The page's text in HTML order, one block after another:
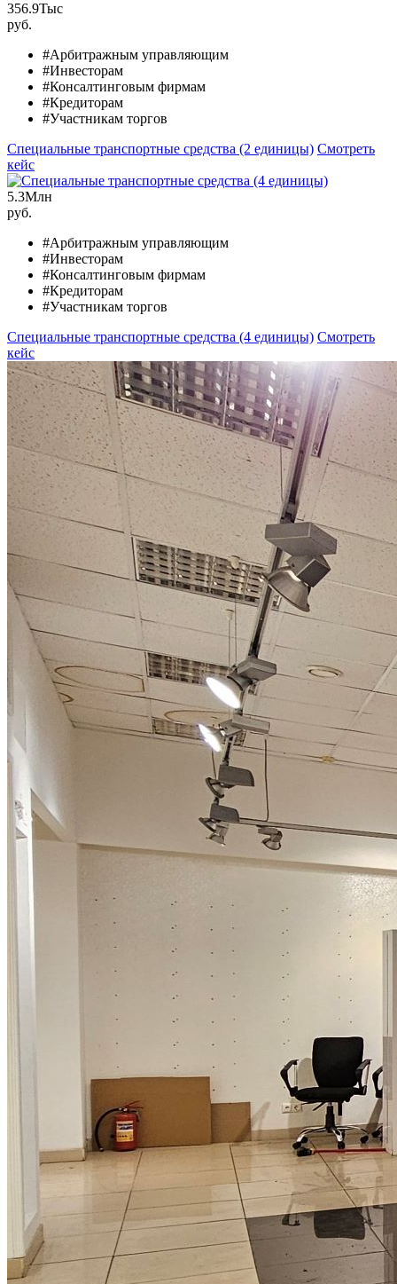
356.9Тыс
руб.
#Арбитражным управляющим
#Инвесторам
#Консалтинговым фирмам
#Кредиторам
#Участникам торгов
Специальные транспортные средства (2 единицы) Смотреть
кейс
5.3Млн
руб.
#Арбитражным управляющим
#Инвесторам
#Консалтинговым фирмам
#Кредиторам
#Участникам торгов
Специальные транспортные средства (4 единицы) Смотреть
кейс